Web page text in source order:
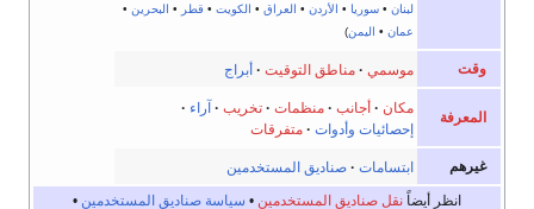
لبنان • سوريا • الأردن • العراق • الكويت • قطر • البحرين •
عمان • اليمن)
وقت موسمي · مناطق التوقيت · أبراج
المعرفة
مكان · أجانب · منظمات · تخريب · آراء ·
إحصائيات وأدوات · متفرقات
غيرهم ابتسامات · صناديق المستخدمين
انظر أيضاً نقل صناديق المستخدمين • سياسة صناديق المستخدمين •